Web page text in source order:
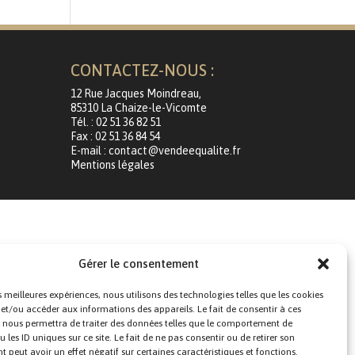
Gérer le consentement
meilleures expériences, nous utilisons des technologies telles que les cookies
ou accéder aux informations des appareils. Le fait de consentir à ces
permettra de traiter des données telles que le comportement de
les ID uniques sur ce site. Le fait de ne pas consentir ou de retirer son
peut avoir un effet négatif sur certaines caractéristiques et fonctions.
CONTACTEZ-NOUS :
12 Rue Jacques Moindreau,
85310 La Chaize-le-Vicomte
Tél. : 02 51 36 82 51
Fax : 02 51 36 84 54
E-mail : contact@vendeequalite.fr
Mentions légales